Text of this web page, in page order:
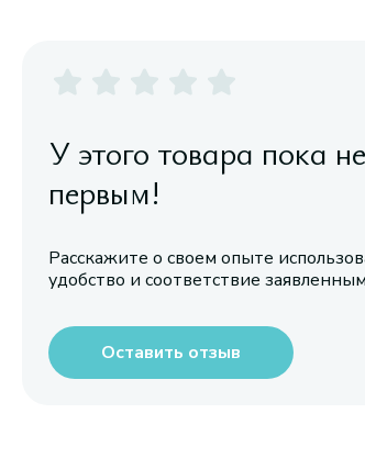
У этого товара пока
первым!
Расскажите о своем опыте
удобство и соответствие
Оставить отзыв